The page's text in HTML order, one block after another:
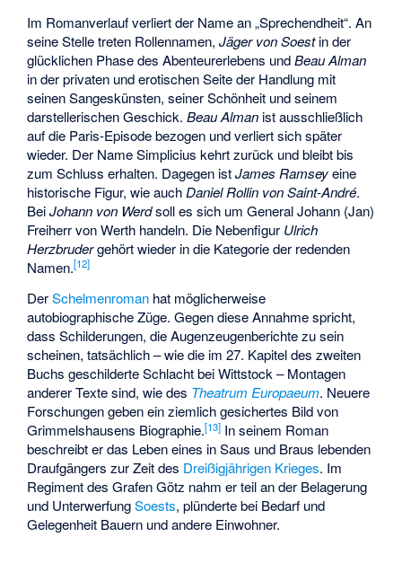
Im Romanverlauf verliert der Name an „Sprechendheit“. An
seine Stelle treten Rollennamen,Jäger von Soestin der
glücklichen Phase des Abenteurerlebens undBeau Alman
in der privaten und erotischen Seite der Handlung mit
seinen Sangeskünsten, seiner Schönheit und seinem
darstellerischen Geschick.Beau Alman ist ausschließlich
auf die Paris-Episode bezogen und verliert sich später
wieder. Der Name Simplicius kehrt zurück und bleibt bis
zum Schluss erhalten. Dagegen istJames Ramseyeine
historische Figur, wie auchDaniel Rollin von Saint-André.
BeiJohann von Werdsoll es sich um General Johann (Jan)
Freiherr von Werth handeln. Die Nebenfigur Ulrich
Herzbrudergehört wieder in die Kategorie der redenden
Namen.[12]
DerSchelmenroman hat möglicherweise
autobiographische Züge. Gegen diese Annahme spricht,
dass Schilderungen, die Augenzeugenberichte zu sein
scheinen, tatsächlich – wie die im 27. Kapitel des zweiten
Buchs geschilderte Schlacht bei Wittstock – Montagen
anderer Texte sind, wie des Theatrum Europaeum. Neuere
Forschungen geben ein ziemlich gesichertes Bild von
Grimmelshausens Biographie.[13] In seinem Roman
beschreibt er das Leben eines in Saus und Braus lebenden
Draufgängers zur Zeit des Dreißigjährigen Krieges. Im
Regiment des Grafen Götz nahm er teil an der Belagerung
und UnterwerfungSoests, plünderte bei Bedarf und
Gelegenheit Bauern und andere Einwohner.